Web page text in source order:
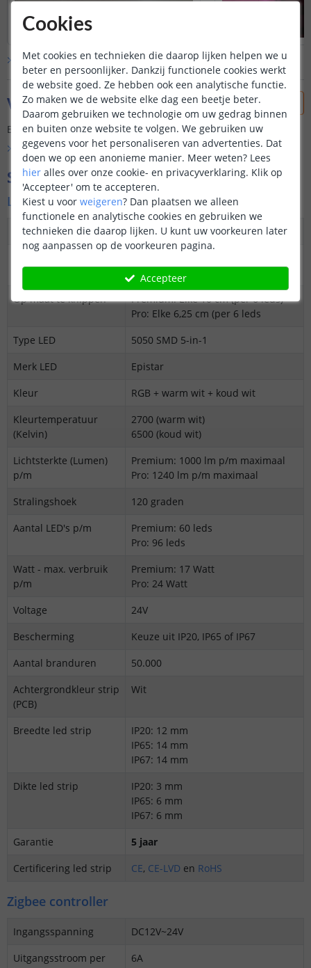
Bekijk alleklantfoto’s
Vraag & antwoord
Er is nog geen vraag gesteld over dit product.
Bekijk alle Vraag & antwoord
Specificaties
Ledstrip
Dimbaar
Ja
gehele lengte
Op maat te knippen
Premium: Elke 10 cm (per 6 leds)
Pro: Elke 6,25 cm (per 6 leds
Type LED
5050 SMD 5-in-1
Merk LED
Epistar
Kleur
RGB + warm wit + koud wit
Kleurtemperatuur
(Kelvin)
2700 (warm wit)
6500 (koud wit)
Lichtsterkte (Lumen)
p/m
Premium: 1000 lm p/m maximaal
Pro: 1240 lm p/m maximaal
Stralingshoek
120 graden
Aantal LED's p/m
Premium: 60 leds
Pro: 96 leds
Watt - max. verbruik
p/m
Premium: 17 Watt
Pro: 24 Watt
Voltage
24V
Bescherming
Keuze uit IP20, IP65 of IP67
Aantal branduren
50.000
Achtergrondkleur strip
(PCB)
Wit
Breedte led strip
IP20: 12 mm
IP65: 14 mm
IP67: 14 mm
Dikte led strip
IP20: 3 mm
IP65: 6 mm
IP67: 6 mm
Garantie
5 jaar
Certificering led strip
CE, CE-LVD en RoHS
Zigbee controller
Ingangsspanning
DC12V~24V
Uitgangsstroom per
6A
Cookies
Met cookies en technieken die daarop lijken helpen we u
beter en persoonlijker. Dankzij functionele cookies werkt
de website goed. Ze hebben ook een analytische functie.
Zo maken we de website elke dag een beetje beter.
Daarom gebruiken we technologie om uw gedrag binnen
en buiten onze website te volgen. We gebruiken uw
gegevens voor het personaliseren van advertenties. Dat
doen we op een anonieme manier. Meer weten? Lees
hier alles over onze cookie- en privacyverklaring. Klik op
'Accepteer' om te accepteren.
Kiest u voor weigeren? Dan plaatsen we alleen
functionele en analytische cookies en gebruiken we
technieken die daarop lijken. U kunt uw voorkeuren later
nog aanpassen op de voorkeuren pagina.
Accepteer